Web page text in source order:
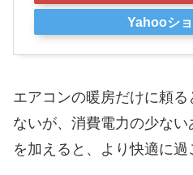
Yahooシ
エアコンの暖房だけに頼
ないが、消費電力の少な
を加えると、より快適に過